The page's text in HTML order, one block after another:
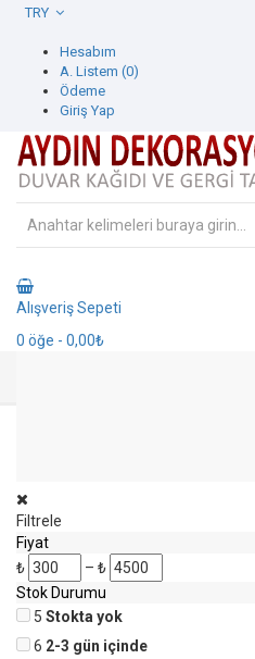
Hesabım
A. Listem (0)
Ödeme
Giriş Yap
Alışveriş Sepeti
0 öğe - 0,00₺
Filtrele
Fiyat
₺
– ₺
Stok Durumu
5 Stokta yok
6 2-3 gün içinde